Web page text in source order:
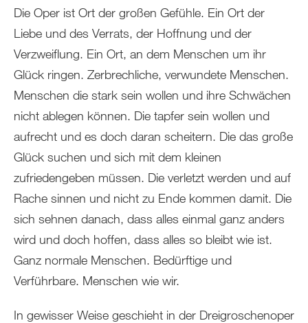
Die Oper ist Ort der großen Gefühle. Ein Ort der
Liebe und des Verrats, der Hoffnung und der
Verzweiflung. Ein Ort, an dem Menschen um ihr
Glück ringen. Zerbrechliche, verwundete Menschen.
Menschen die stark sein wollen und ihre Schwächen
nicht ablegen können. Die tapfer sein wollen und
aufrecht und es doch daran scheitern. Die das große
Glück suchen und sich mit dem kleinen
zufriedengeben müssen. Die verletzt werden und auf
Rache sinnen und nicht zu Ende kommen damit. Die
sich sehnen danach, dass alles einmal ganz anders
wird und doch hoffen, dass alles so bleibt wie ist.
Ganz normale Menschen. Bedürftige und
Verführbare. Menschen wie wir.
In gewisser Weise geschieht in der Dreigroschenoper